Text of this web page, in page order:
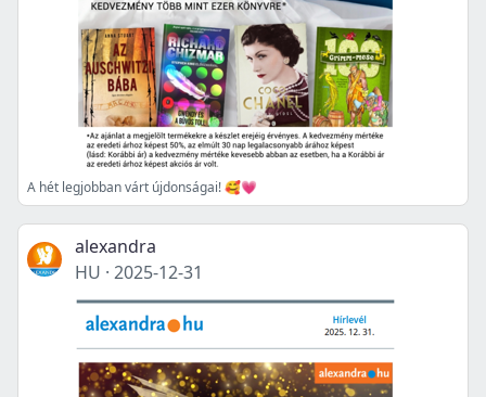
A hét legjobban várt újdonságai! 🥰💗
alexandra
HU · 2025-12-31